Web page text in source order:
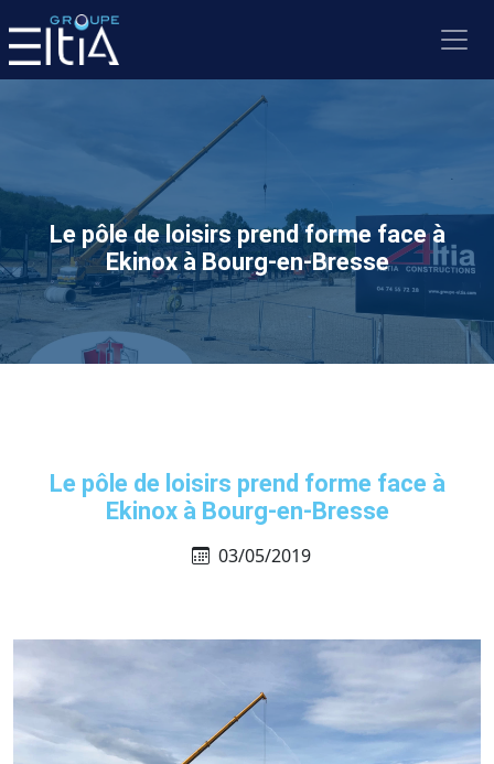
Le pôle de loisirs prend forme face à
Ekinox à Bourg-en-Bresse
Le pôle de loisirs prend forme face à
Ekinox à Bourg-en-Bresse
03/05/2019